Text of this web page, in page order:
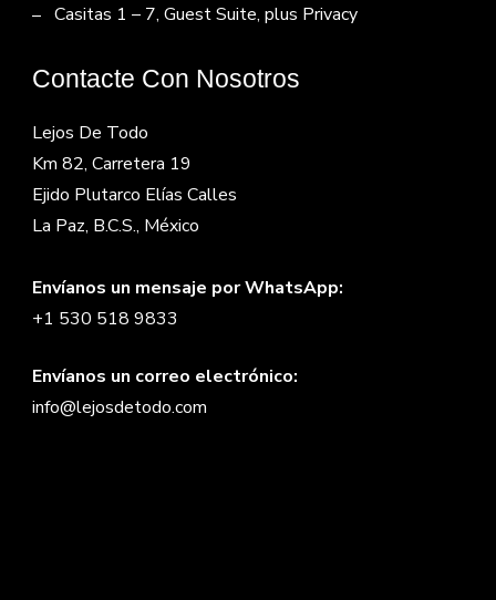
Casitas 1 – 7, Guest Suite, plus Privacy
Contacte Con Nosotros
Lejos De Todo
Km 82, Carretera 19
Ejido Plutarco Elías Calles
La Paz, B.C.S., México
Envíanos un mensaje por WhatsApp:
+1 530 518 9833
Envíanos un correo electrónico:
info@lejosdetodo.com